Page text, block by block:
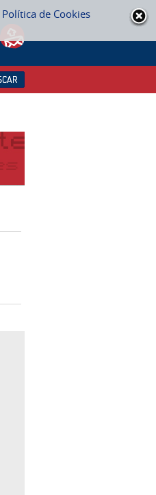
Política de Cookies